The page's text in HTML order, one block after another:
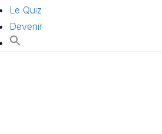
Le Quiz
Devenir